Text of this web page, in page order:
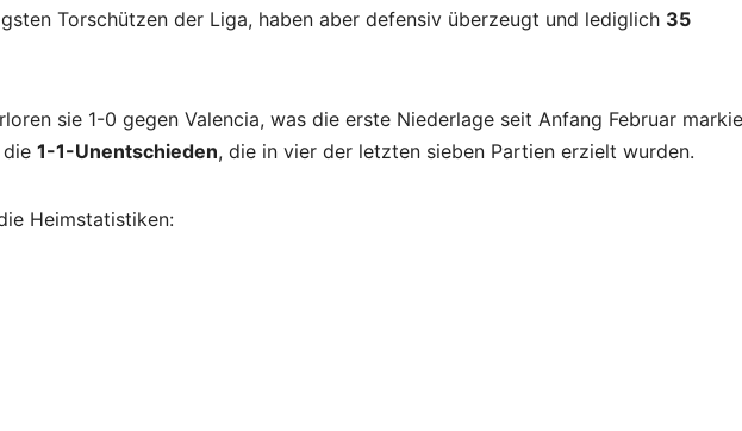
Torschützen der Liga, haben aber defensiv überzeugt und lediglich 35
sie 1-0 gegen Valencia, was die erste Niederlage seit Anfang Februar
1-1-Unentschieden, die in vier der letzten sieben Partien erzielt wurden.
Heimstatistiken: